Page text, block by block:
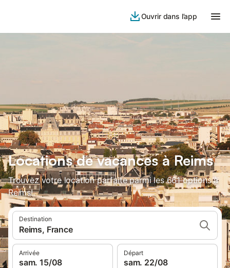
Ouvrir dans l’app
Locations de vacances à Reims
Trouvez votre location parfaite parmi les 661 options à
Reims!
Destination
Reims, France
Arrivée
sam. 15/08
Départ
sam. 22/08